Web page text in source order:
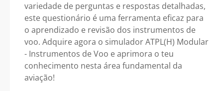
variedade de perguntas e respostas detalhadas,
este questionário é uma ferramenta eficaz para
o aprendizado e revisão dos instrumentos de
voo. Adquire agora o simulador ATPL(H) Modular
- Instrumentos de Voo e aprimora o teu
conhecimento nesta área fundamental da
aviação!